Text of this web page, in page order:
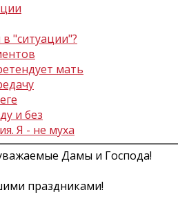
"ситуации"?
мать
и без
Я - не муха
Дамы и Господа!
праздниками!